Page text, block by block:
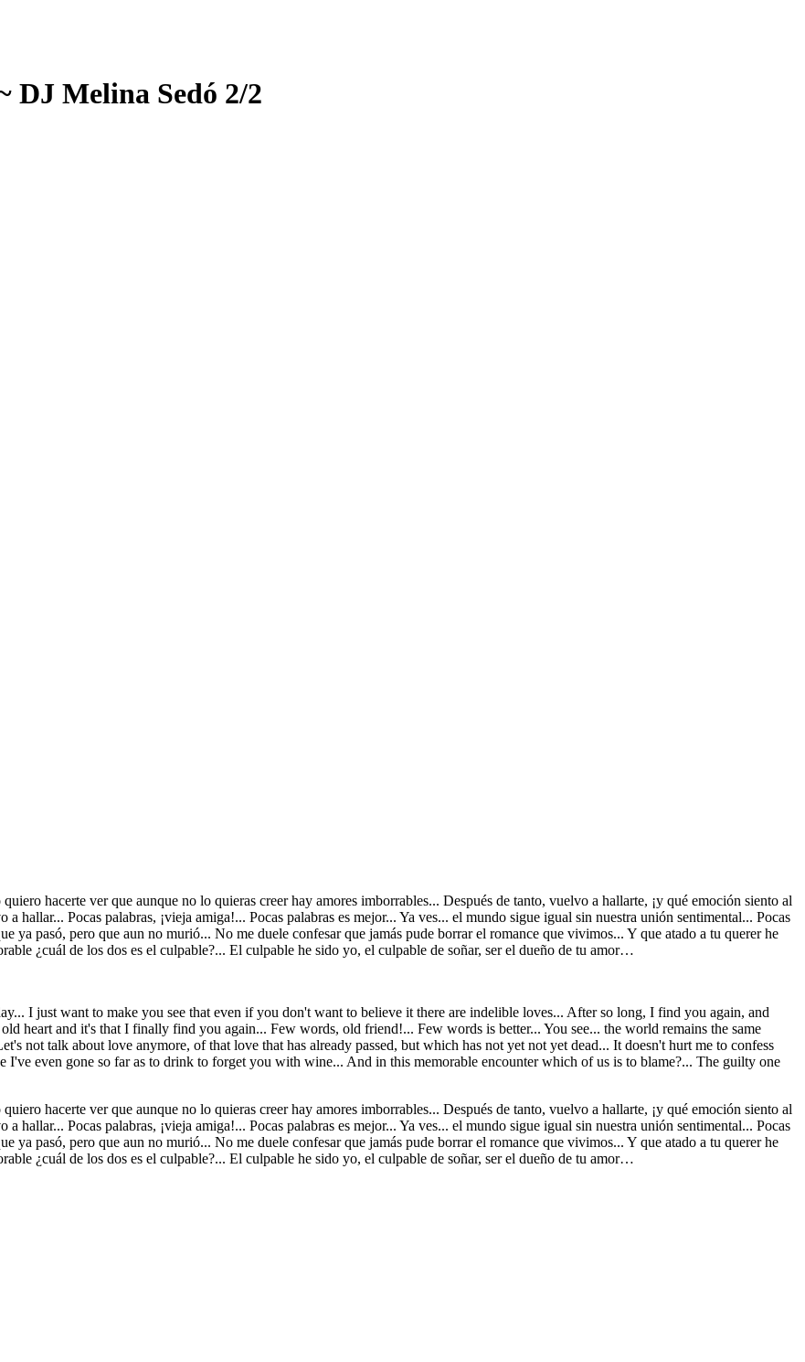
DJ Melina Sedó 2/2
hacerte ver que aunque no lo quieras creer hay amores imborrables... Después de tanto, vuelvo a hallarte, ¡y qué emoción siento al
Pocas palabras, ¡vieja amiga!... Pocas palabras es mejor... Ya ves... el mundo sigue igual sin nuestra unión sentimental... Pocas
ya pasó, pero que aun no murió... No me duele confesar que jamás pude borrar el romance que vivimos... Y que atado a tu querer he
¿cuál de los dos es el culpable?... El culpable he sido yo, el culpable de soñar, ser el dueño de tu amor…
I just want to make you see that even if you don't want to believe it there are indelible loves... After so long, I find you again, and
heart and it's that I finally find you again... Few words, old friend!... Few words is better... You see... the world remains the same
not talk about love anymore, of that love that has already passed, but which has not yet not yet dead... It doesn't hurt me to confess
even gone so far as to drink to forget you with wine... And in this memorable encounter which of us is to blame?... The guilty one
hacerte ver que aunque no lo quieras creer hay amores imborrables... Después de tanto, vuelvo a hallarte, ¡y qué emoción siento al
Pocas palabras, ¡vieja amiga!... Pocas palabras es mejor... Ya ves... el mundo sigue igual sin nuestra unión sentimental... Pocas
ya pasó, pero que aun no murió... No me duele confesar que jamás pude borrar el romance que vivimos... Y que atado a tu querer he
¿cuál de los dos es el culpable?... El culpable he sido yo, el culpable de soñar, ser el dueño de tu amor…